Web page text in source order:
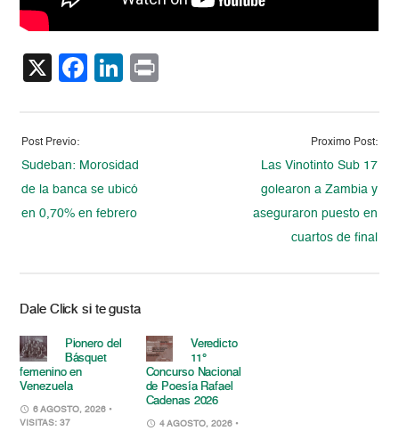
X Facebook
LinkedIn
Post Previo:
Sudeban: Morosidad
de la banca se ubicó
en 0,70% en febrero
Proximo Post:
Las Vinotinto Sub 17
golearon a Zambia y
aseguraron puesto en
cuartos de final
Dale Click si te gusta
Pionero del
Básquet
femenino en
Venezuela
6 AGOSTO, 2026 •
VISITAS: 37
Veredicto
11°
Concurso Nacional
de Poesía Rafael
Cadenas 2026
4 AGOSTO, 2026 •